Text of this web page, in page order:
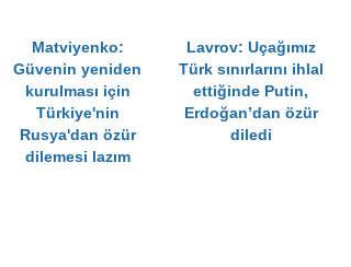
Matviyenko:
Güvenin yeniden
kurulması için
Türkiye'nin
Rusya'dan özür
dilemesi lazım
Lavrov: Uçağımız
Türk sınırlarını ihlal
ettiğinde Putin,
Erdoğan’dan özür
diledi